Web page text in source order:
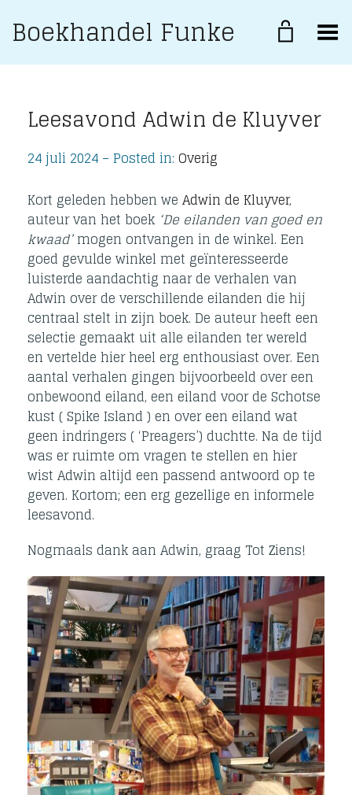
Boekhandel Funke Toggle Menu
Leesavond Adwin de Kluyver
24 juli 2024 – Posted in: Overig
Kort geleden hebben we Adwin de Kluyver,
auteur van het boek ‘De eilanden van goed en
kwaad’mogen ontvangen in de winkel. Een
goed gevulde winkel met geïnteresseerde
luisterde aandachtig naar de verhalen van
Adwin over de verschillende eilanden die hij
centraal stelt in zijn boek. De auteur heeft een
selectie gemaakt uit alle eilanden ter wereld
en vertelde hier heel erg enthousiast over. Een
aantal verhalen gingen bijvoorbeeld over een
onbewoond eiland, een eiland voor de Schotse
kust ( Spike Island ) en over een eiland wat
geen indringers ( ‘Preagers’) duchtte. Na de tijd
was er ruimte om vragen te stellen en hier
wist Adwin altijd een passend antwoord op te
geven. Kortom; een erg gezellige en informele
leesavond.
Nogmaals dank aan Adwin, graag Tot Ziens!